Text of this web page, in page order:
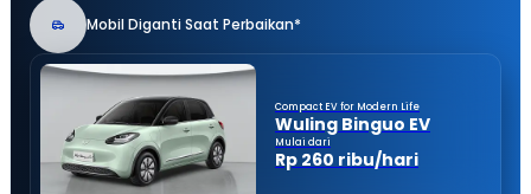
Mobil Diganti Saat Perbaikan*
Compact EV for Modern Life
Wuling Binguo EV
Mulai dari
Rp 260 ribu/hari